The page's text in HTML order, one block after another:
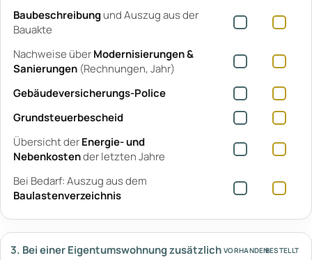
Baubeschreibungund Auszug aus der
Bauakte
Nachweise überModernisierungen &
Sanierungen (Rechnungen, Jahr)
Gebäudeversicherungs-Police
Grundsteuerbescheid
Übersicht derEnergie- und
Nebenkostender letzten Jahre
Bei Bedarf: Auszug aus dem
Baulastenverzeichnis
3. Bei einer Eigentumswohnung zusätzlich VORHANDENBESTELLT